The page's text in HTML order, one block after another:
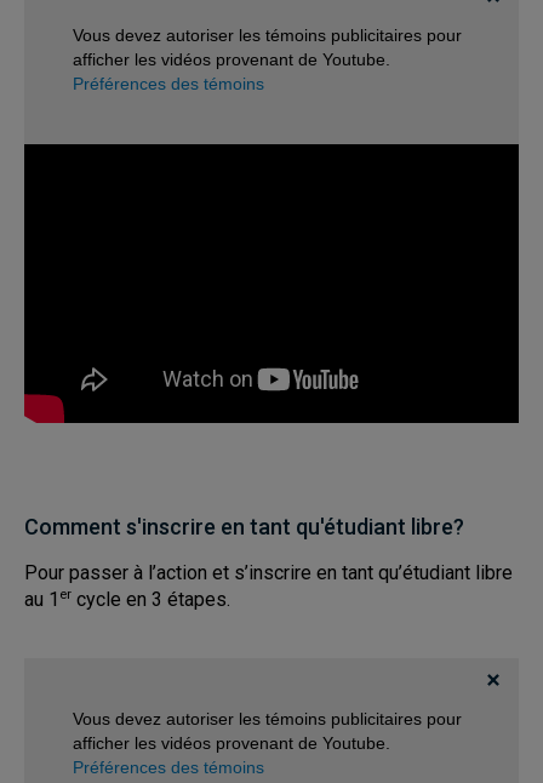
Vous devez autoriser les témoins publicitaires pour
afficher les vidéos provenant de Youtube.
Préférences des témoins
Comment s'inscrire en tant qu'étudiant libre?
Pour passer à l’action et s’inscrire en tant qu’étudiant libre
au 1 er cycle en 3 étapes.
Vous devez autoriser les témoins publicitaires pour
afficher les vidéos provenant de Youtube.
Préférences des témoins